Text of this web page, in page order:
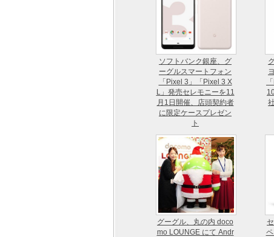
ソフトバンク銀座、グ
ーグルスマートフォン
「Pixel 3」「Pixel 3 X
L」発売セレモニーを11
月1日開催、店頭契約者
に限定ケースプレゼン
ト
グーグル、丸の内 doco
mo LOUNGE にて Andr